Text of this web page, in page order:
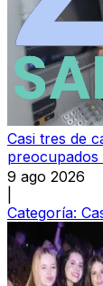
Casi tres de
9 ago 2026
Categoría: